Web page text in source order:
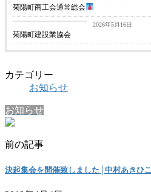
菊陽町商工会通常総会
お知らせ
2026年5月16日
菊陽町建設業協会
カテゴリー
お知らせ
お知らせ
前の記事
決起集会を開催致しました│中村あきひこ